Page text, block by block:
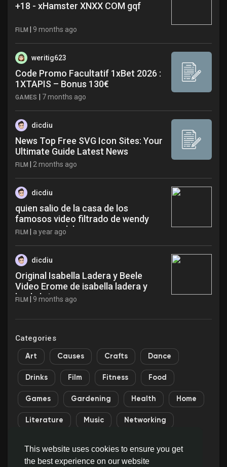
This website uses cookies to ensure you get
the best experience on our website
+18 - xHamster XNXX COM gqf
FILM 9 months ago
weritig623
Code Promo Facultatif 1xBet 2026 :
1XTAPIS – Bonus 130€
GAMES 7 months ago
dicdiu
News Top Free SVG Icon Sites: Your
Ultimate Guide Latest News
FILM 2 months ago
dicdiu
quien salio de la casa de los
famosos video filtrado de wendy
guevara ver lyk
FILM a year ago
dicdiu
Original Isabella Ladera y Beele
Video Erome de isabella ladera y
beele hri
FILM 9 months ago
Categories
Art Causes Crafts Dance
Drinks Film Fitness Food
Games Gardening Health Home
Literature Music Networking
Sports Theater Wellness